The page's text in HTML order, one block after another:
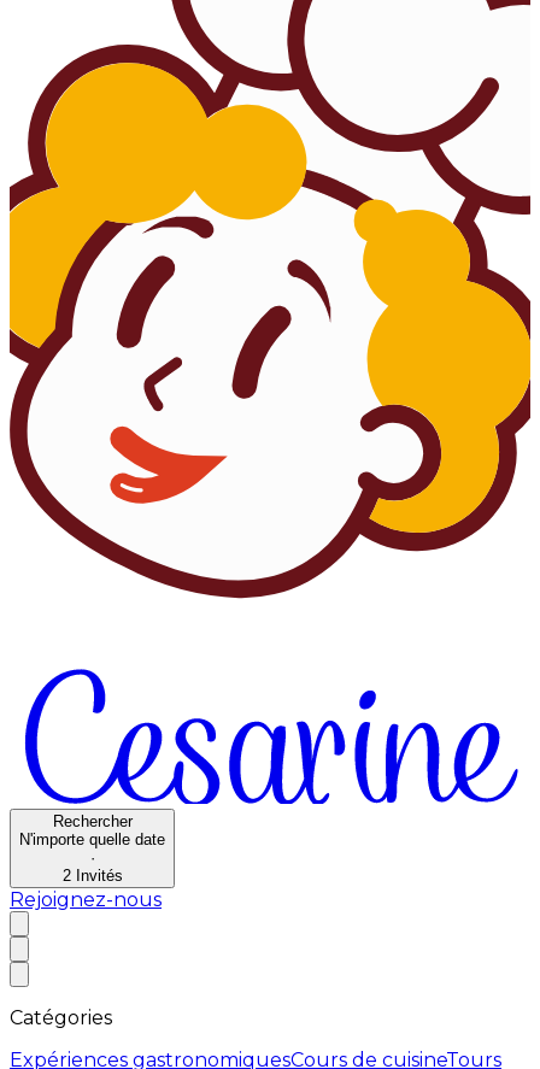
Rechercher
N'importe quelle date
·
2 Invités
Rejoignez-nous
Catégories
Expériences gastronomiquesCours de cuisineTours